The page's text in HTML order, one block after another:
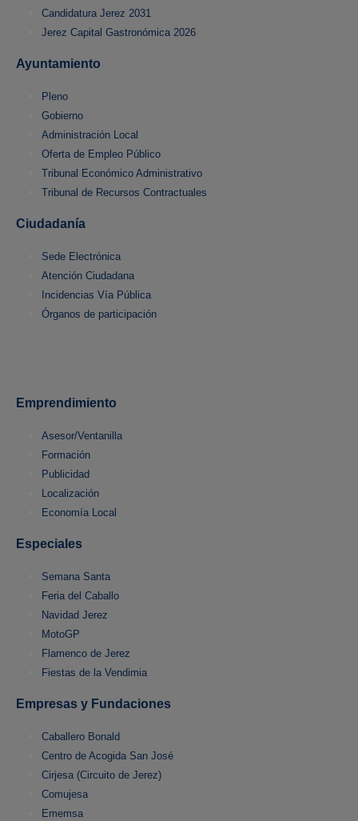
Candidatura Jerez 2031
Jerez Capital Gastronómica 2026
Ayuntamiento
Pleno
Gobierno
Administración Local
Oferta de Empleo Público
Tribunal Económico Administrativo
Tribunal de Recursos Contractuales
Ciudadanía
Sede Electrónica
Atención Ciudadana
Incidencias Vía Pública
Órganos de participación
Emprendimiento
Asesor/Ventanilla
Formación
Publicidad
Localización
Economía Local
Especiales
Semana Santa
Feria del Caballo
Navidad Jerez
MotoGP
Flamenco de Jerez
Fiestas de la Vendimia
Empresas y Fundaciones
Caballero Bonald
Centro de Acogida San José
Cirjesa (Circuito de Jerez)
Comujesa
Ememsa